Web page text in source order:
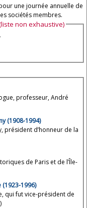
une journée annuelle de
sociétés membres.
non exhaustive)
professeur, André
(1908-1994)
président d’honneur de la
de Paris et de l’Île-
1996)
qui fut vice-président de
)